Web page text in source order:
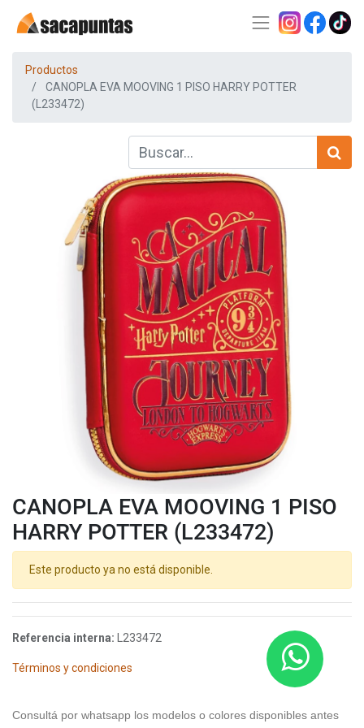
Productos
CANOPLA EVA MOOVING 1 PISO HARRY POTTER
(L233472)
CANOPLA EVA MOOVING 1 PISO
HARRY POTTER (L233472)
Este producto ya no está disponible.
Referencia interna: L233472
Términos y condiciones
Consultá por whatsapp los modelos o colores disponibles antes